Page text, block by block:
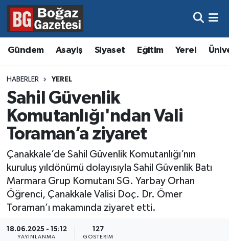
Gündem Asayiş Siyaset Eğitim Yerel
HABERLER YEREL
Sahil Güvenlik
Komutanlığı'ndan Vali
Toraman’a ziyaret
Çanakkale’de Sahil Güvenlik Komutanlığı’nın
kuruluş yıldönümü dolayısıyla Sahil Güvenlik Batı
Marmara Grup Komutanı SG. Yarbay Orhan
Öğrenci, Çanakkale Valisi Doç. Dr. Ömer
Toraman’ı makamında ziyaret etti.
18.06.2025 - 15:12
YAYINLANMA
127
GÖSTERIM
Asayiş
Eğitim
Ekonomi
Gündem
Magazin
Resmi İlanlar
Hava Durumu
Trafik Durumu
Süper Lig Puan Durumu ve Fikstür
Tüm Manşetler
Son Dakika Haberleri
Haber Arşivi